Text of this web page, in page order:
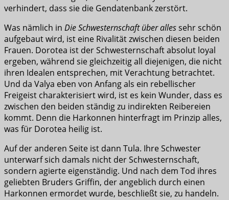
verhindert, dass sie die Gendatenbank zerstört.
Was nämlich in Die Schwesternschaft über allessehr schön
aufgebaut wird, ist eine Rivalität zwischen diesen beiden
Frauen. Dorotea ist der Schwesternschaft absolut loyal
ergeben, während sie gleichzeitig all diejenigen, die nicht
ihren Idealen entsprechen, mit Verachtung betrachtet.
Und da Valya eben von Anfang als ein rebellischer
Freigeist charakterisiert wird, ist es kein Wunder, dass es
zwischen den beiden ständig zu indirekten Reibereien
kommt. Denn die Harkonnen hinterfragt im Prinzip alles,
was für Dorotea heilig ist.
Auf der anderen Seite ist dann Tula. Ihre Schwester
unterwarf sich damals nicht der Schwesternschaft,
sondern agierte eigenständig. Und nach dem Tod ihres
geliebten Bruders Griffin, der angeblich durch einen
Harkonnen ermordet wurde, beschließt sie, zu handeln.